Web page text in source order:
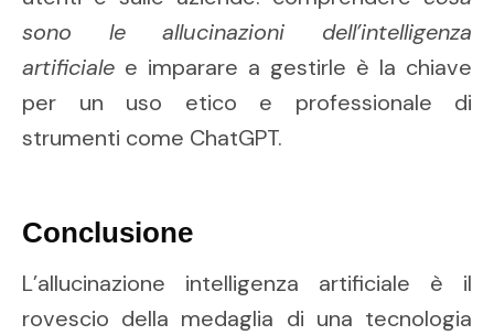
sono le allucinazioni dell’intelligenza
artificiale e imparare a gestirle è la chiave
per un uso etico e professionale di
strumenti come ChatGPT.
Conclusione
L’allucinazione intelligenza artificiale è il
rovescio della medaglia di una tecnologia